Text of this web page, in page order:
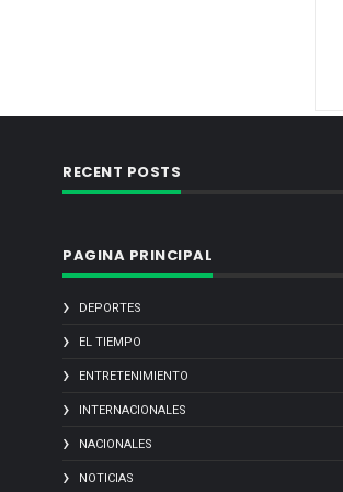
RECENT POSTS
PAGINA PRINCIPAL
DEPORTES
EL TIEMPO
ENTRETENIMIENTO
INTERNACIONALES
NACIONALES
NOTICIAS